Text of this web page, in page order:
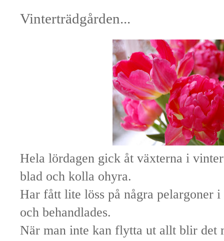
Vinterträdgården...
Hela lördagen gick åt växterna i
blad och kolla ohyra.
Har fått lite löss på några pelargoner
och behandlades.
När man inte kan flytta ut allt blir det